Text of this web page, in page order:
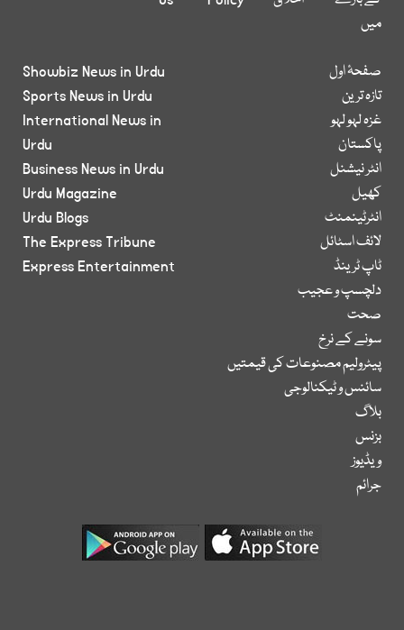
میں
صفحۂ اول
تازہ ترین
غزہ لہو لہو
پاکستان
انٹر نیشنل
کھیل
انٹرٹینمنٹ
لائف اسٹائل
ٹاپ ٹرینڈ
دلچسپ و عجیب
صحت
سونے کے نرخ
پیٹرولیم مصنوعات کی قیمتیں
سائنس و ٹیکنالوجی
بلاگ
بزنس
ویڈیوز
جرائم
Showbiz News in Urdu
Sports News in Urdu
International News in
Urdu
Business News in Urdu
Urdu Magazine
Urdu Blogs
The Express Tribune
Express Entertainment